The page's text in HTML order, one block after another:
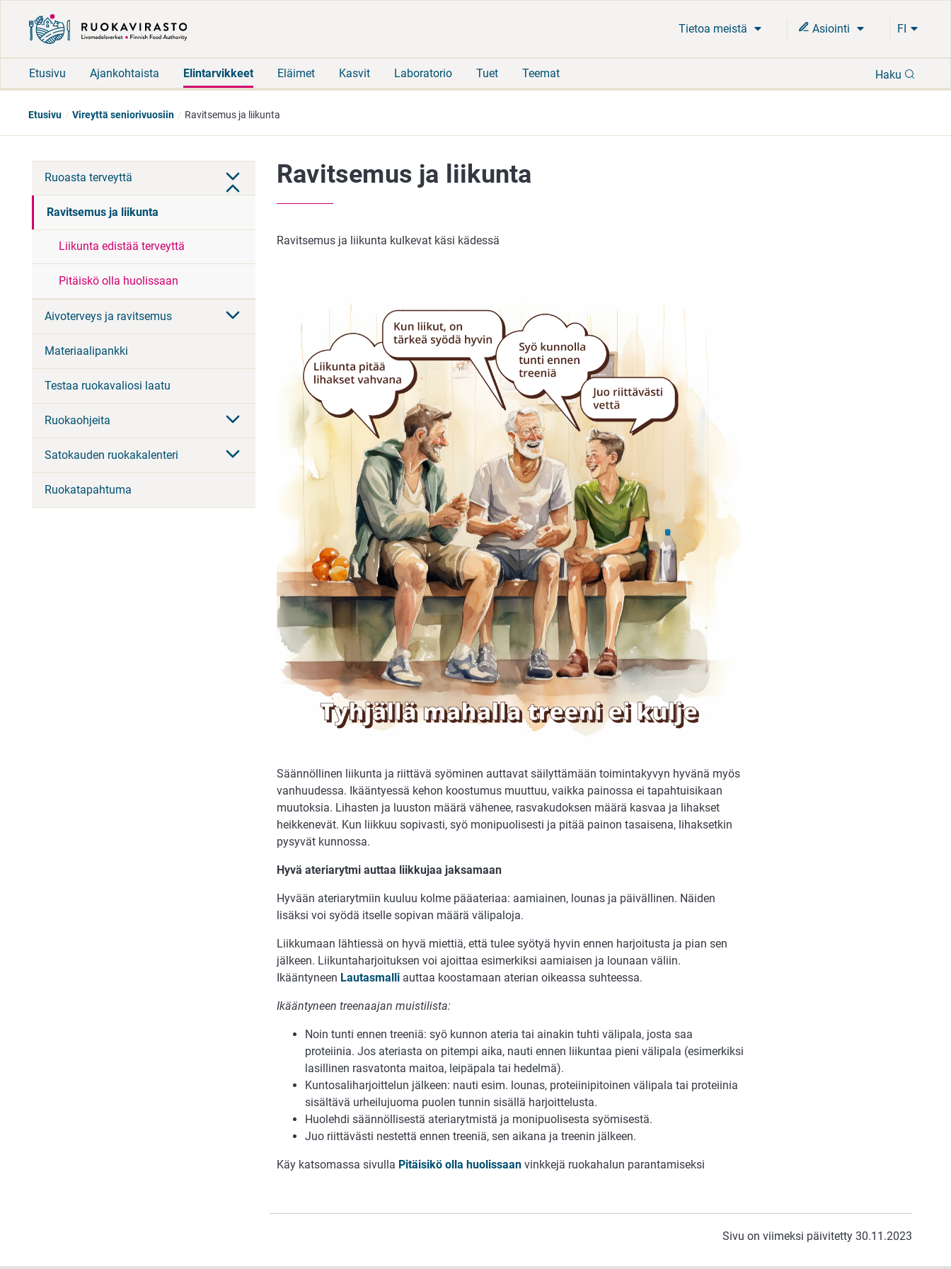
Tietoa meistä Asiointi FI
Etusivu Ajankohtaista Elintarvikkeet Eläimet Kasvit Laboratorio Tuet Teemat Haku
Etusivu Vireyttä seniorivuosiin Ravitsemus ja liikunta
Ruoasta terveyttä
Ravitsemus ja liikunta
Liikunta edistää terveyttä
Pitäiskö olla huolissaan
Aivoterveys ja ravitsemus
Materiaalipankki
Testaa ruokavaliosi laatu
Ruokaohjeita
Satokauden ruokakalenteri
Ruokatapahtuma
Ravitsemus ja liikunta
Ravitsemus ja liikunta kulkevat käsi kädessä
Säännöllinen liikunta ja riittävä syöminen auttavat säilyttämään toimintakyvyn hyvänä myös
vanhuudessa. Ikääntyessä kehon koostumus muuttuu, vaikka painossa ei tapahtuisikaan
muutoksia. Lihasten ja luuston määrä vähenee, rasvakudoksen määrä kasvaa ja lihakset
heikkenevät. Kun liikkuu sopivasti, syö monipuolisesti ja pitää painon tasaisena, lihaksetkin
pysyvät kunnossa.
Hyvä ateriarytmi auttaa liikkujaa jaksamaan
Hyvään ateriarytmiin kuuluu kolme pääateriaa: aamiainen, lounas ja päivällinen. Näiden
lisäksi voi syödä itselle sopivan määrä välipaloja.
Liikkumaan lähtiessä on hyvä miettiä, että tulee syötyä hyvin ennen harjoitusta ja pian sen
jälkeen. Liikuntaharjoituksen voi ajoittaa esimerkiksi aamiaisen ja lounaan väliin.
Ikääntyneen Lautasmalli auttaa koostamaan aterian oikeassa suhteessa.
Ikääntyneen treenaajan muistilista:
Noin tunti ennen treeniä: syö kunnon ateria tai ainakin tuhti välipala, josta saa
proteiinia. Jos ateriasta on pitempi aika, nauti ennen liikuntaa pieni välipala (esimerkiksi
lasillinen rasvatonta maitoa, leipäpala tai hedelmä).
Kuntosaliharjoittelun jälkeen: nauti esim. lounas, proteiinipitoinen välipala tai proteiinia
sisältävä urheilujuoma puolen tunnin sisällä harjoittelusta.
Huolehdi säännöllisestä ateriarytmistä ja monipuolisesta syömisestä.
Juo riittävästi nestettä ennen treeniä, sen aikana ja treenin jälkeen.
Käy katsomassa sivulla Pitäisikö olla huolissaan vinkkejä ruokahalun parantamiseksi
Sivu on viimeksi päivitetty 30.11.2023